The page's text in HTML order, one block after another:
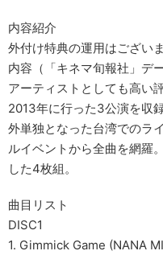
内容紹介
外付け特典の運用はござい
内容（「キネマ旬報社」デ
アーティストとしても高い
2013年に行った3公演を収
外単独となった台湾でのラ
ルイベントから全曲を網羅
した4枚組。
曲目リスト
DISC1
1. Gimmick Game (NANA